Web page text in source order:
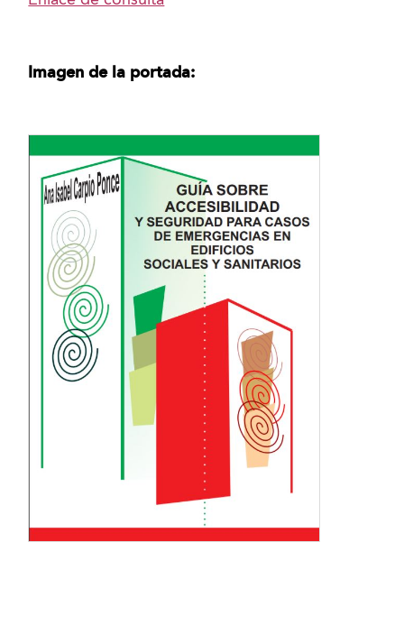
Imagen de la portada: